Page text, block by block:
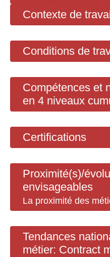
Contexte de
Conditions de
Compétences et
en 4 niveaux
Certifications
Proximité(s)/
envisageables
La proximité des
Tendances
métier: Contract